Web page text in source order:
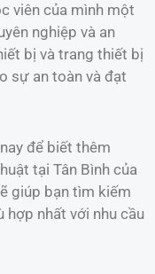
viên của mình một
nghiệp và an
bị và trang thiết bị
sự an toàn và đạt
để biết thêm
tại Tân Bình của
giúp bạn tìm kiếm
hợp nhất với nhu cầu